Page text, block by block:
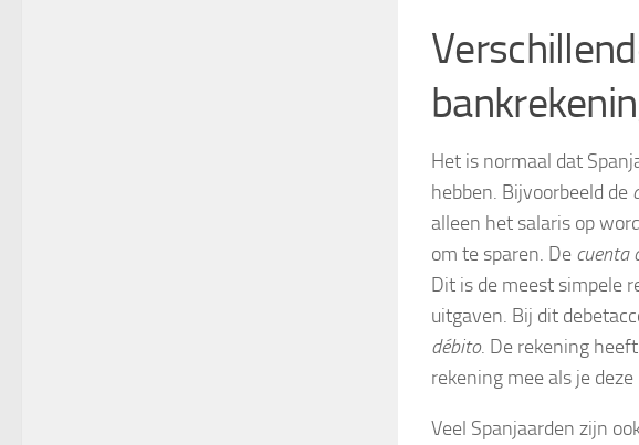
Het is normaal dat
hebben. Bijvoorbeeld de
alleen het salaris op
om te sparen. De cuenta
Dit is de meest simpele
uitgaven. Bij dit
débito. De rekening
rekening mee als je
Veel Spanjaarden zijn